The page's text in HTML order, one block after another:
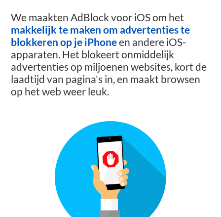
We maakten AdBlock voor iOS om het
makkelijk te maken om advertenties te
blokkeren op je iPhoneen andere iOS-
apparaten. Het blokeert onmiddelijk
advertenties op miljoenen websites, kort de
laadtijd van pagina's in, en maakt browsen
op het web weer leuk.